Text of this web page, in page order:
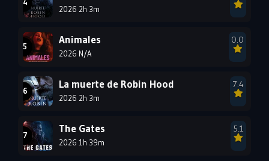
1978
2026 2h 3m
Animales
2026 N/A
0.0
La muerte de Robin Hood
2026 2h 3m
7.4
The Gates
2026 1h 39m
5.1